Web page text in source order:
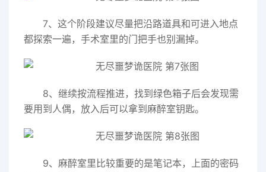
7、这个阶段建议尽量把沿路道具和可进入地点
都探索一遍，手术室里的门把手也别漏掉。
8、继续按流程推进，找到绿色箱子后会发现需
要用到人偶，放入后可以拿到麻醉室钥匙。
9、麻醉室里比较重要的是笔记本，上面的密码